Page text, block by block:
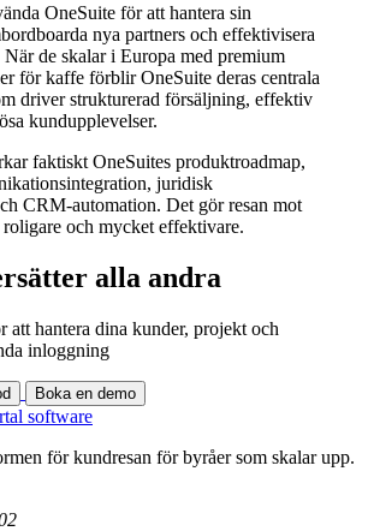
OneSuite för att hantera sin
nya partners och effektivisera
de skalar i Europa med premium
för kaffe förblir OneSuite deras centrala
driver strukturerad försäljning, effektiv
kundupplevelser.
faktiskt OneSuites produktroadmap,
juridisk
CRM-automation. Det gör resan mot
och mycket effektivare.
alla andra
att hantera dina kunder, projekt och
inloggning
Boka en demo
för kundresan för byråer som skalar upp.